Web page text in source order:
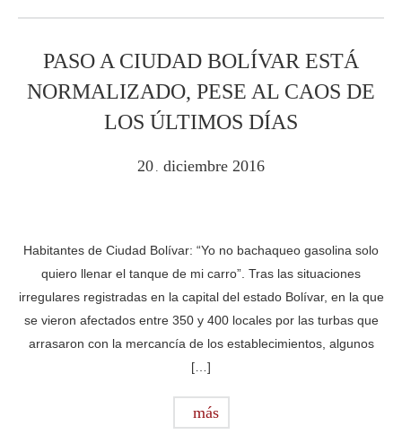
PASO A CIUDAD BOLÍVAR ESTÁ
NORMALIZADO, PESE AL CAOS DE
LOS ÚLTIMOS DÍAS
20 . diciembre 2016
Habitantes de Ciudad Bolívar: “Yo no bachaqueo gasolina solo
quiero llenar el tanque de mi carro”. Tras las situaciones
irregulares registradas en la capital del estado Bolívar, en la que
se vieron afectados entre 350 y 400 locales por las turbas que
arrasaron con la mercancía de los establecimientos, algunos
[…]
más